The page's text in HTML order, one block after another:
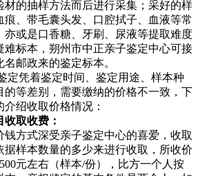
材的抽样方法而后进行采集；采好的样
痕、带毛囊头发、口腔拭子、血液等常
亦或是口香糖、牙刷、尿液等提取难度
难标本，朔州市中正亲子鉴定中心可接
邮政来的鉴定标本。
定凭着鉴定时间、鉴定用途、样本种
的等差别，需要缴纳的价格不一致，下
介绍收取价格情况：
取收费：
钱方式深受亲子鉴定中心的喜爱，收取
据样本数量的多少来进行收取，所收价
元左右（样本/份），比方一个人按